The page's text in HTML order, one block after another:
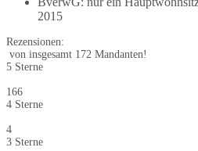
2015
Rezensionen:
von insgesamt 172 Mandanten!
5 Sterne
166
4 Sterne
4
3 Sterne